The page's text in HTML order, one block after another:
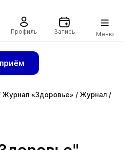
Профиль Запись Меню
Журнал «Здоровье» / Журнал /